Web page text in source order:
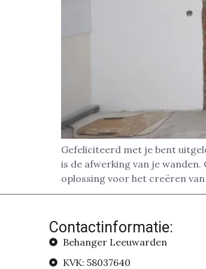
Gefeliciteerd met je bent
is de afwerking van je
oplossing voor het creëren
Contactinformatie:
Behanger Leeuwarden
KVK: 58037640